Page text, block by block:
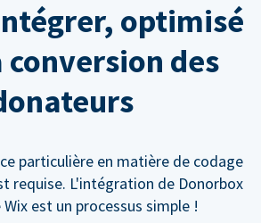
optimisé
conversion des
particulière en matière de codage
requise. L'intégration de Donorbox
est un processus simple !